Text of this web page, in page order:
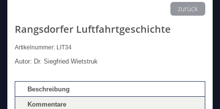
zurück
Rangsdorfer Luftfahrtgeschichte
Artikelnummer: LIT34
Autor: Dr. Siegfried Wietstruk
Beschreibung
Kommentare